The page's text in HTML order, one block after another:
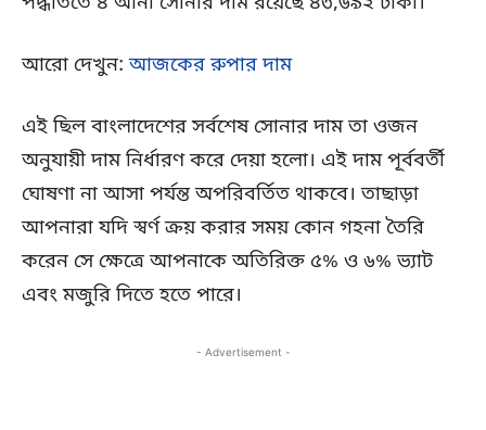
আরো দেখুন:আজকের রুপার দাম
এই ছিল বাংলাদেশের সর্বশেষ সোনার দাম তা ওজন
অনুযায়ী দাম নির্ধারণ করে দেয়া হলো। এই দাম পূর্ববর্তী
ঘোষণা না আসা পর্যন্ত অপরিবর্তিত থাকবে। তাছাড়া
আপনারা যদি স্বর্ণ ক্রয় করার সময় কোন গহনা তৈরি
করেন সে ক্ষেত্রে আপনাকে অতিরিক্ত ৫% ও ৬% ভ্যাট
এবং মজুরি দিতে হতে পারে।
- Advertisement -